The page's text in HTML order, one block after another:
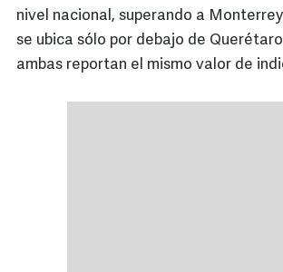
nivel nacional, superando a
se ubica sólo por debajo de
ambas reportan el mismo valor de